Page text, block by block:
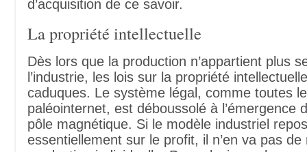
d’acquisition de ce savoir.
La propriété intellectuelle
Dès lors que la production n’appartient plus
l’industrie, les lois sur la propriété
caduques. Le système légal, comme toutes
paléointernet, est déboussolé à l’émergence
pôle magnétique. Si le modèle industriel
essentiellement sur le profit, il n’en va pas